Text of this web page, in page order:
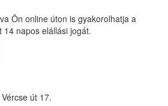
Ön online úton is gyakorolhatja a
napos elállási jogát.
út 17.